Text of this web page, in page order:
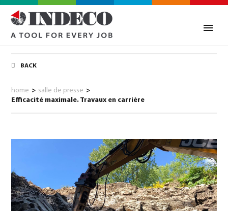
BACK
home > salle de presse >
Efficacité maximale. Travaux en carrière